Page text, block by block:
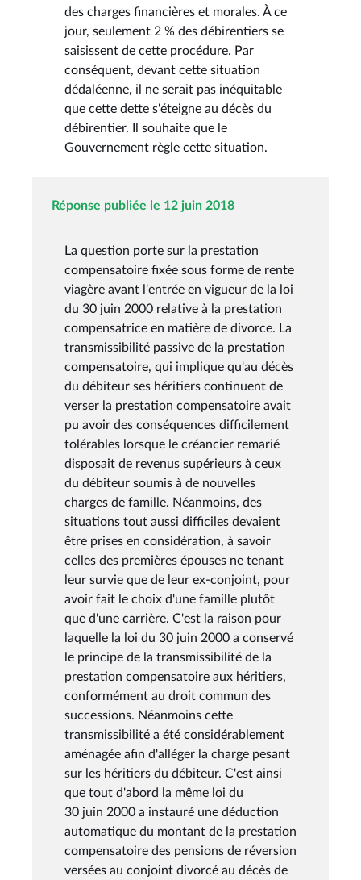
des charges financières et morales. À ce
jour, seulement 2 % des débirentiers se
saisissent de cette procédure. Par
conséquent, devant cette situation
dédaléenne, il ne serait pas inéquitable
que cette dette s'éteigne au décès du
débirentier. Il souhaite que le
Gouvernement règle cette situation.
Réponse publiée le 12 juin 2018
La question porte sur la prestation
compensatoire fixée sous forme de rente
viagère avant l'entrée en vigueur de la loi
du 30 juin 2000 relative à la prestation
compensatrice en matière de divorce. La
transmissibilité passive de la prestation
compensatoire, qui implique qu'au décès
du débiteur ses héritiers continuent de
verser la prestation compensatoire avait
pu avoir des conséquences difficilement
tolérables lorsque le créancier remarié
disposait de revenus supérieurs à ceux
du débiteur soumis à de nouvelles
charges de famille. Néanmoins, des
situations tout aussi difficiles devaient
être prises en considération, à savoir
celles des premières épouses ne tenant
leur survie que de leur ex-conjoint, pour
avoir fait le choix d'une famille plutôt
que d'une carrière. C'est la raison pour
laquelle la loi du 30 juin 2000 a conservé
le principe de la transmissibilité de la
prestation compensatoire aux héritiers,
conformément au droit commun des
successions. Néanmoins cette
transmissibilité a été considérablement
aménagée afin d'alléger la charge pesant
sur les héritiers du débiteur. C'est ainsi
que tout d'abord la même loi du
30 juin 2000 a instauré une déduction
automatique du montant de la prestation
compensatoire des pensions de réversion
versées au conjoint divorcé au décès de